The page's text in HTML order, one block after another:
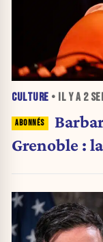
CULTURE • IL Y A 2
Grenoble :